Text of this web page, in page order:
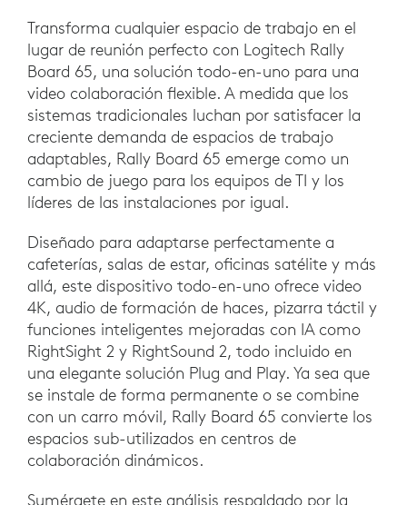
Transforma cualquier espacio de trabajo en el
lugar de reunión perfecto con Logitech Rally
Board 65, una solución todo-en-uno para una
video colaboración flexible. A medida que los
sistemas tradicionales luchan por satisfacer la
creciente demanda de espacios de trabajo
adaptables, Rally Board 65 emerge como un
cambio de juego para los equipos de TI y los
líderes de las instalaciones por igual.
Diseñado para adaptarse perfectamente a
cafeterías, salas de estar, oficinas satélite y más
allá, este dispositivo todo-en-uno ofrece video
4K, audio de formación de haces, pizarra táctil y
funciones inteligentes mejoradas con IA como
RightSight 2 y RightSound 2, todo incluido en
una elegante solución Plug and Play. Ya sea que
se instale de forma permanente o se combine
con un carro móvil, Rally Board 65 convierte los
espacios sub-utilizados en centros de
colaboración dinámicos.
Sumérgete en este análisis respaldado por la